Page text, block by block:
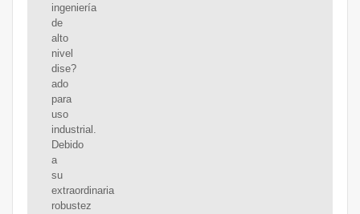
ingeniería
de
alto
nivel
dise?
ado
para
uso
industrial.
Debido
a
su
extraordinaria
robustez